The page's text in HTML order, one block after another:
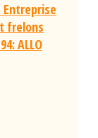
frelons
ALLO